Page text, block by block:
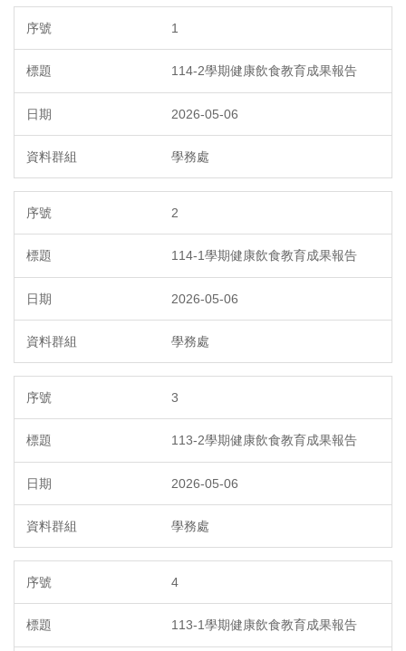
1
114-2學期健康飲食教育成果報告
2026-05-06
學務處
2
114-1學期健康飲食教育成果報告
2026-05-06
學務處
3
113-2學期健康飲食教育成果報告
2026-05-06
學務處
4
113-1學期健康飲食教育成果報告